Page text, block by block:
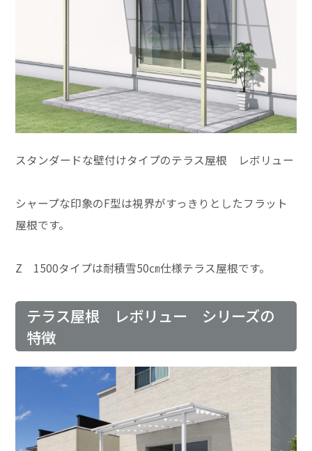
スタンダードな壁付けタイプのテラス屋根 レボリュー
シャープな印象のF型は視界がすっきりとしたフラット
屋根です。
Z 1500タイプは耐積雪50㎝仕様テラス屋根です。
テラス屋根 レボリュー シリーズの
特徴